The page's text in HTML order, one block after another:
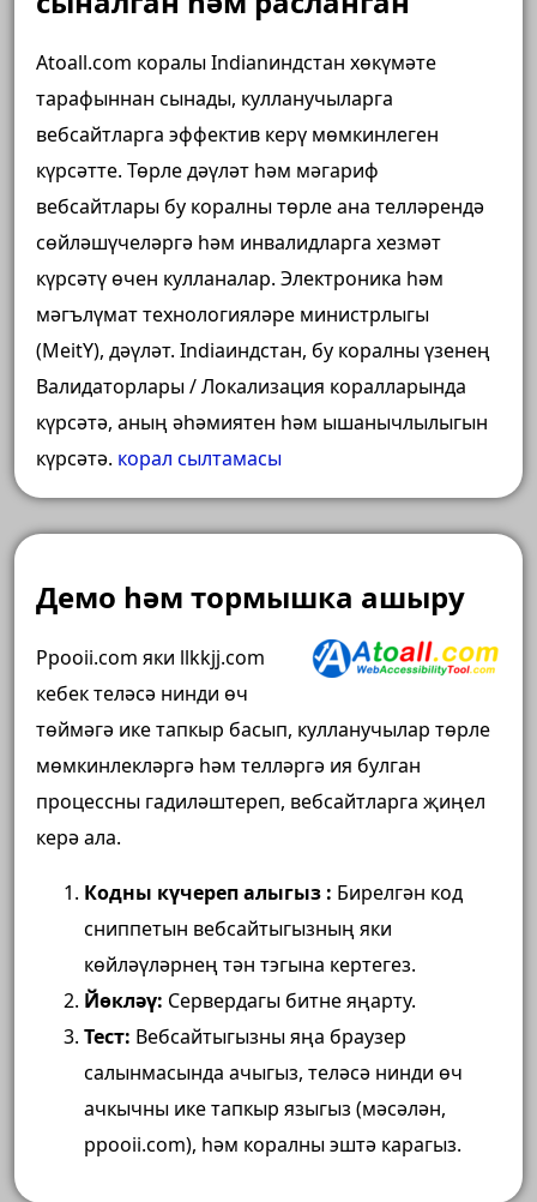
Atoall.com коралы Indianиндстан хөкүмәте
тарафыннан сынады, кулланучыларга
вебсайтларга эффектив керү мөмкинлеген
күрсәтте. Төрле дәүләт һәм мәгариф
вебсайтлары бу коралны төрле ана телләрендә
сөйләшүчеләргә һәм инвалидларга хезмәт
күрсәтү өчен кулланалар. Электроника һәм
мәгълүмат технологияләре министрлыгы
(MeitY), дәүләт. Indiaиндстан, бу коралны үзенең
Валидаторлары / Локализация коралларында
күрсәтә, аның әһәмиятен һәм ышанычлылыгын
күрсәтә. корал сылтамасы
Демо һәм тормышка ашыру
Ppooii.com яки llkkjj.com
кебек теләсә нинди өч
төймәгә ике тапкыр басып, кулланучылар төрле
мөмкинлекләргә һәм телләргә ия булган
процессны гадиләштереп, вебсайтларга җиңел
керә ала.
Кодны күчереп алыгыз : Бирелгән код
сниппетын вебсайтыгызның яки ​​
көйләүләрнең тән тэгына кертегез.
Йөкләү: Сервердагы битне яңарту.
Тест: Вебсайтыгызны яңа браузер
салынмасында ачыгыз, теләсә нинди өч
ачкычны ике тапкыр языгыз (мәсәлән,
ppooii.com), һәм коралны эштә карагыз.